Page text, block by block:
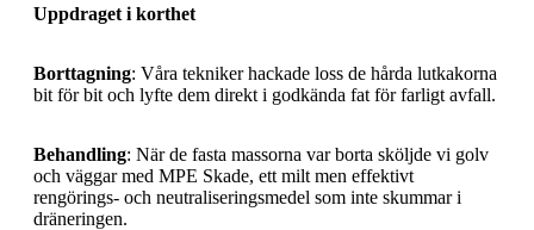
Uppdraget i korthet
Borttagning: Våra tekniker hackade loss de hårda lutkakorna
bit för bit och lyfte dem direkt i godkända fat för farligt avfall.
Behandling: När de fasta massorna var borta sköljde vi golv
och väggar med MPE Skade, ett milt men effektivt
rengörings‑ och neutraliseringsmedel som inte skummar i
dräneringen.